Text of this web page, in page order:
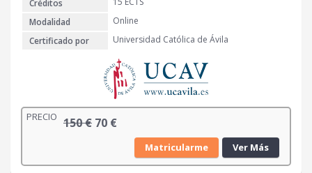
Créditos
Modalidad
Online
Certificado por
Universidad Católica de Ávila
PRECIO 150€ E
r
70 €E
r
Matricularme Ver Más